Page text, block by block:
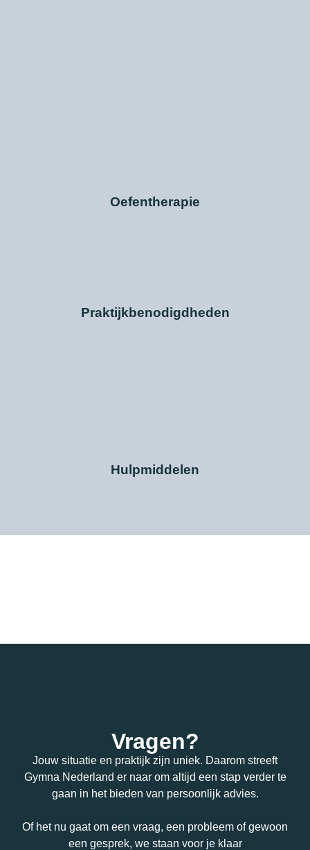
Oefentherapie
Praktijkbenodigdheden
Hulpmiddelen
Vragen?
Jouw situatie en praktijk zijn uniek. Daarom streeft
Gymna Nederland er naar om altijd een stap verder te
gaan in het bieden van persoonlijk advies.
Of het nu gaat om een vraag, een probleem of gewoon
een gesprek, we staan voor je klaar